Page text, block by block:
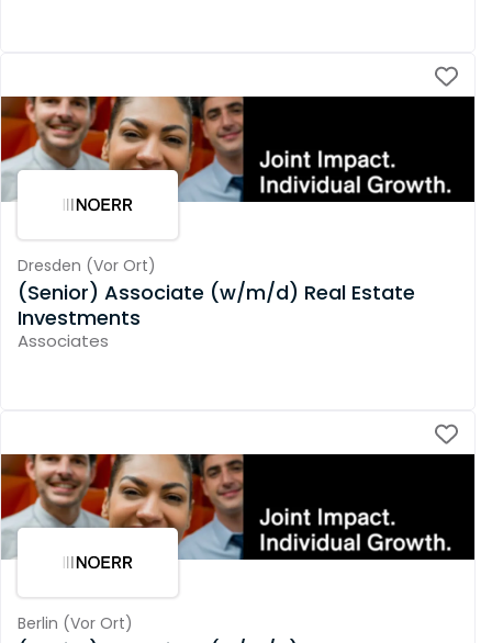
Dresden (Vor Ort)
(Senior) Associate (w/m/d) Real Estate
Investments
Associates
Berlin (Vor Ort)